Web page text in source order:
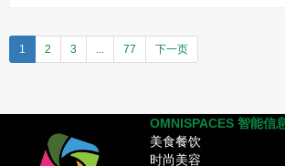
1 2 3 ... 77 下一页
OMNISPACES 智能信
美食餐饮
时尚美容